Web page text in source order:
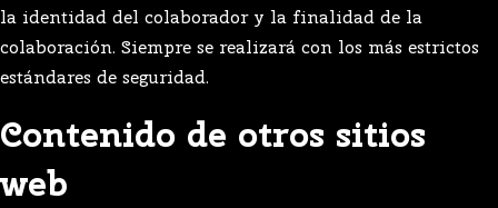
la identidad del colaborador y la finalidad de la
colaboración. Siempre se realizará con los más estrictos
estándares de seguridad.
Contenido de otros sitios
web